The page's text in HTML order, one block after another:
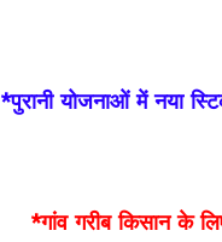
*पुरानी योजनाओं में नया
*गांव गरीब किसान के